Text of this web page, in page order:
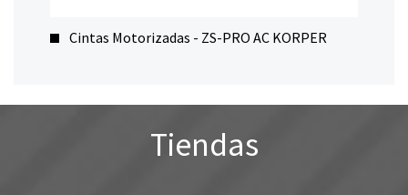
Cintas Motorizadas - ZS-PRO AC KORPER
Tiendas